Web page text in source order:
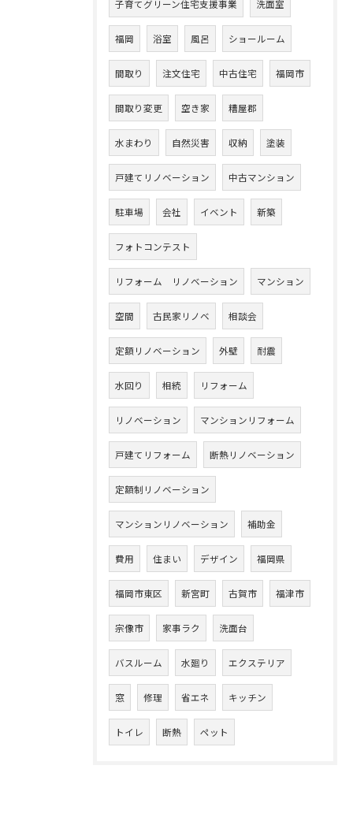
子育てグリーン住宅支援事業 洗面室
福岡 浴室 風呂 ショールーム
間取り 注文住宅 中古住宅 福岡市
間取り変更 空き家 糟屋郡
水まわり 自然災害 収納 塗装
戸建てリノベーション 中古マンション
駐車場 会社 イベント 新築
フォトコンテスト
リフォーム リノベーション マンション
空間 古民家リノベ 相談会
定額リノベーション 外壁 耐震
水回り 相続 リフォーム
リノベーション マンションリフォーム
戸建てリフォーム 断熱リノベーション
定額制リノベーション
マンションリノベーション 補助金
費用 住まい デザイン 福岡県
福岡市東区 新宮町 古賀市 福津市
宗像市 家事ラク 洗面台
バスルーム 水廻り エクステリア
窓 修理 省エネ キッチン
トイレ 断熱 ペット